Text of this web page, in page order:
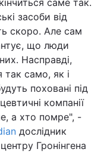
саме так.
засоби від
скоро. Але сам
що люди
Насправді,
так само, як і
поховані під
компанії
а хто помре", -
дослідник
Гронінгена